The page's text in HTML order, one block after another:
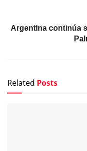
Argentina continúa
Related Posts